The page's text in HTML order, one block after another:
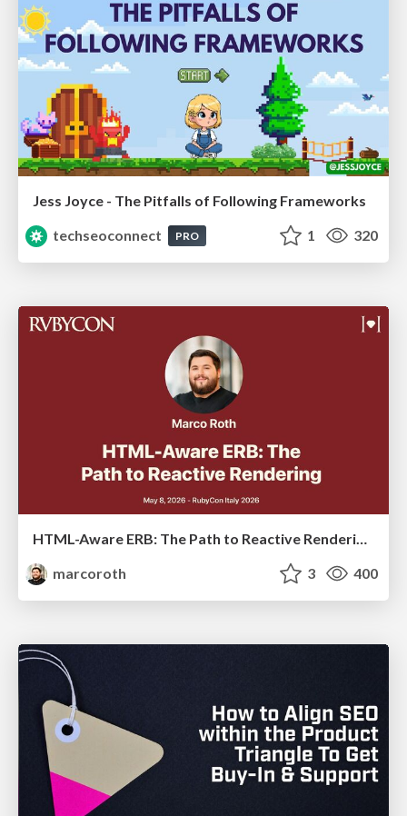
Jess Joyce - The Pitfalls of Following Frameworks
techseoconnect
PRO 1 320
HTML-Aware ERB: The Path to Reactive Rendering @ RubyCon 2026, Rimini, Italy
marcoroth
3 400